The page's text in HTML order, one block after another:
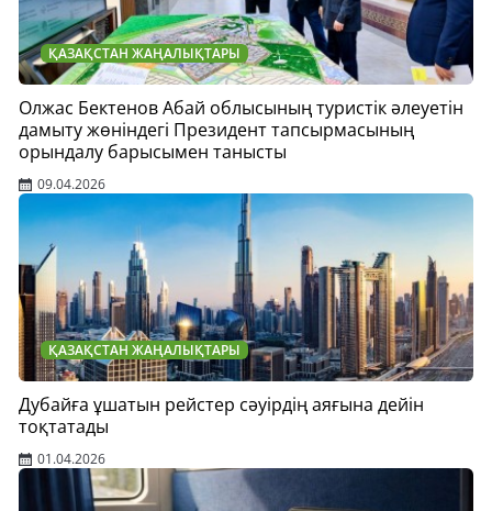
ҚАЗАҚСТАН ЖАҢАЛЫҚТАРЫ
Олжас Бектенов Абай облысының туристік әлеуетін
дамыту жөніндегі Президент тапсырмасының
орындалу барысымен танысты
09.04.2026
ҚАЗАҚСТАН ЖАҢАЛЫҚТАРЫ
Дубайға ұшатын рейстер сәуірдің аяғына дейін
тоқтатады
01.04.2026